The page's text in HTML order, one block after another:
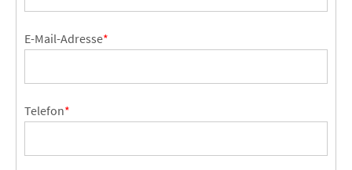
E-Mail-Adresse*
Telefon*